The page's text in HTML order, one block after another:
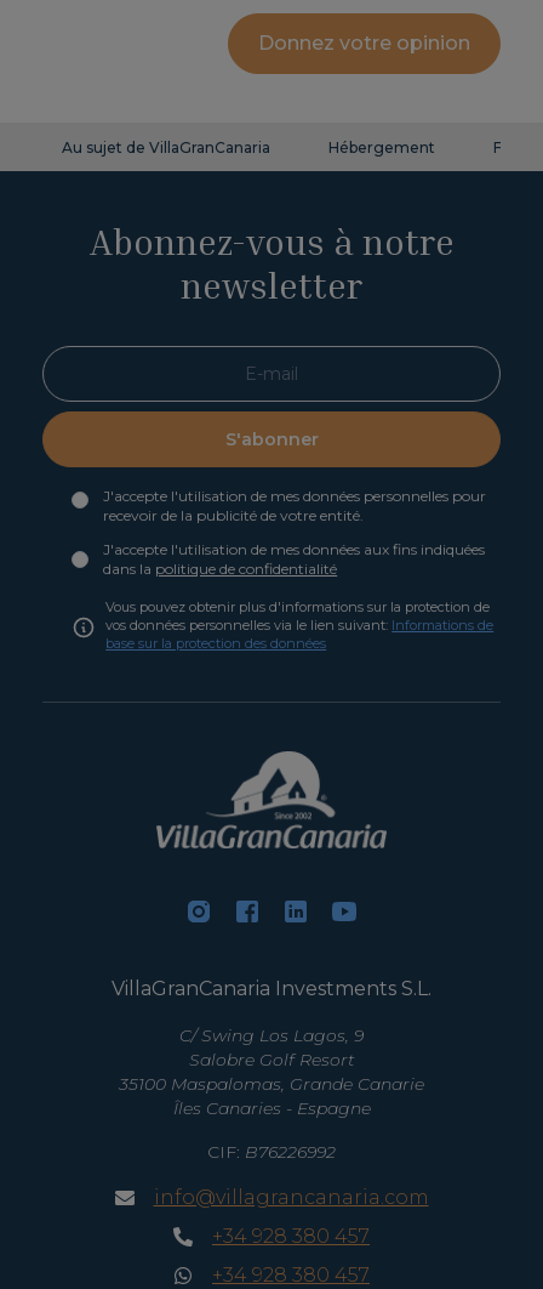
Donnez votre opinion
Au sujet de VillaGranCanaria Hébergement FAQ
Abonnez-vous à notre
newsletter
S'abonner
J'accepte l'utilisation de mes données personnelles pour
recevoir de la publicité de votre entité.
J'accepte l'utilisation de mes données aux fins indiquées
dans la politique de confidentialité
Vous pouvez obtenir plus d'informations sur la protection de
vos données personnelles via le lien suivant: Informations de
base sur la protection des données
VillaGranCanaria Investments S.L.
C/ Swing Los Lagos, 9
Salobre Golf Resort
35100 Maspalomas, Grande Canarie
Îles Canaries - Espagne
CIF: B76226992
info@villagrancanaria.com
+34 928 380 457
+34 928 380 457